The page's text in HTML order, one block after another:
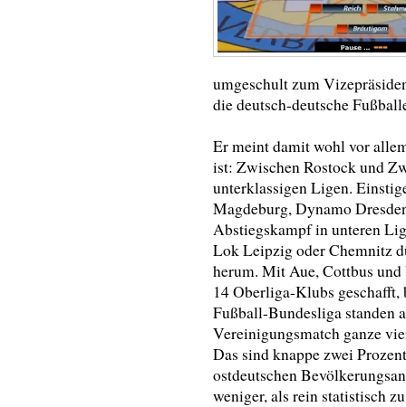
umgeschult zum
die deutsch-deutsche
Er meint damit wohl vor
ist: Zwischen Rostock und
unterklassigen Ligen.
Magdeburg, Dynamo
Abstiegskampf in unteren
Lok Leipzig oder Chemnitz
herum. Mit Aue, Cottbus
14 Oberliga-Klubs
Fußball-Bundesliga standen
Vereinigungsmatch ganze
Das sind knappe zwei
ostdeutschen
weniger, als rein statistisch